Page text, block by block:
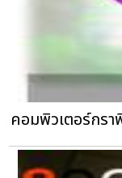
คอมพิวเตอร์กรา